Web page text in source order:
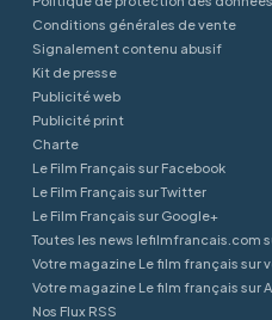
Conditions générales de vente
Signalement contenu abusif
Kit de presse
Publicité web
Publicité print
Charte
Le Film Français sur Facebook
Le Film Français sur Twitter
Le Film Français sur Google+
Toutes les news lefilmfrancais.com
Votre magazine Le film français sur
Votre magazine Le film français sur
Nos Flux RSS